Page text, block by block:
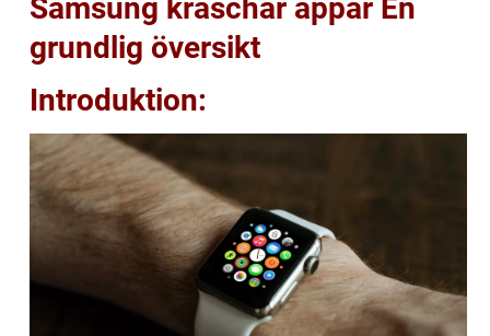
Samsung kraschar appar En
grundlig översikt
Introduktion: